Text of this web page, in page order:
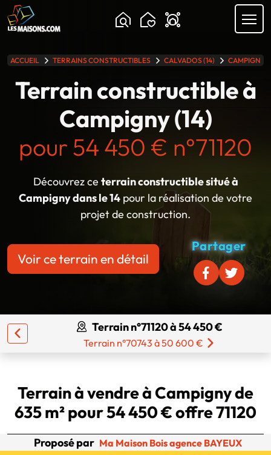
ACCUEIL TERRAINS CONSTRUCTIBLES CALVADOS (14) CAMPIGNY
Terrain constructible à
Campigny (14)
pour 54 450 € n°71120
Découvrez ce terrain constructible situé à
Campigny dans le 14 pour la réalisation de votre
projet de construction.
Voir ce terrain en détail
Partager
Terrain n°71120 à 54 450 €
Terrain n°70743 à 50 600 €
Terrain à vendre à Campigny de
635 m² pour 54 450 € offre 71120
Proposé par Ma Maison Bois agence BAYEUX